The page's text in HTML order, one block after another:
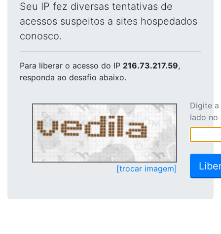
Seu IP fez diversas tentativas de
acessos suspeitos a sites hospedados
conosco.
Para liberar o acesso do IP 216.73.217.59,
responda ao desafio abaixo.
[trocar imagem]
Digite
lado no